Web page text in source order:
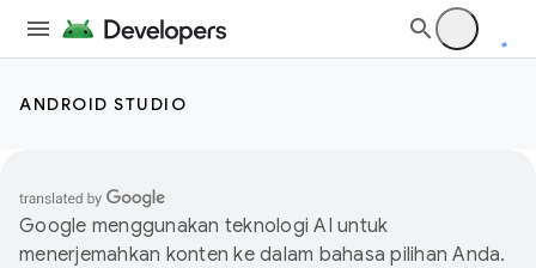
ANDROID STUDIO
Google menggunakan teknologi AI untuk
menerjemahkan konten ke dalam bahasa pilihan Anda.